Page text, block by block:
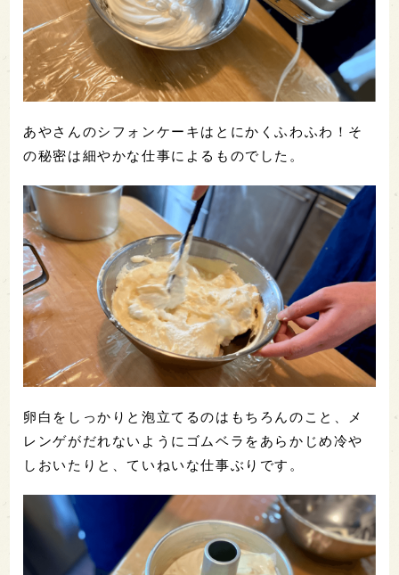
あやさんのシフォンケーキはとにかくふわふわ！そ
の秘密は細やかな仕事によるものでした。
卵白をしっかりと泡立てるのはもちろんのこと、メ
レンゲがだれないようにゴムベラをあらかじめ冷や
しおいたりと、ていねいな仕事ぶりです。